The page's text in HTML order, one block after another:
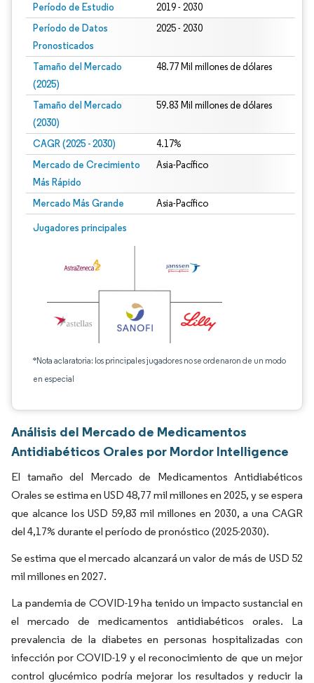
Período de Estudio 2019 - 2030
Período de Datos
Pronosticados
2025 - 2030
Tamaño del Mercado
(2025)
48.77 Mil millones de dólares
Tamaño del Mercado
(2030)
59.83 Mil millones de dólares
CAGR (2025 - 2030) 4.17%
Mercado de Crecimiento
Más Rápido
Asia-Pacífico
Mercado Más Grande Asia-Pacífico
Jugadores principales
*Nota aclaratoria: los principales jugadores no se ordenaron de un modo
en especial
Análisis del Mercado de Medicamentos
Antidiabéticos Orales por Mordor Intelligence
El tamaño del Mercado de Medicamentos Antidiabéticos
Orales se estima en USD 48,77 mil millones en 2025, y se espera
que alcance los USD 59,83 mil millones en 2030, a una CAGR
del 4,17% durante el período de pronóstico (2025-2030).
Se estima que el mercado alcanzará un valor de más de USD 52
mil millones en 2027.
La pandemia de COVID-19 ha tenido un impacto sustancial en
el mercado de medicamentos antidiabéticos orales. La
prevalencia de la diabetes en personas hospitalizadas con
infección por COVID-19 y el reconocimiento de que un mejor
control glucémico podría mejorar los resultados y reducir la